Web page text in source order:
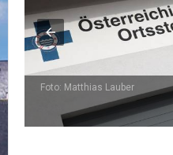
Foto: Matthias Lauber